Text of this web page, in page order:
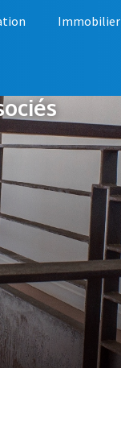
Immobilier